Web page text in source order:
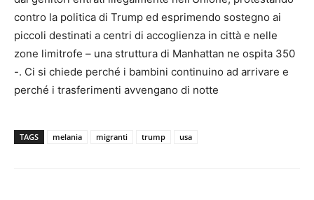
contro la politica di Trump ed esprimendo sostegno ai
piccoli destinati a centri di accoglienza in città e nelle
zone limitrofe – una struttura di Manhattan ne ospita 350
-. Ci si chiede perché i bambini continuino ad arrivare e
perché i trasferimenti avvengano di notte
TAGS melania migranti trump usa